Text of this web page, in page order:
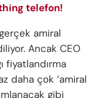
telefon!
amiral
Ancak CEO
fiyatlandırma
daha çok ‘amiral
gibi